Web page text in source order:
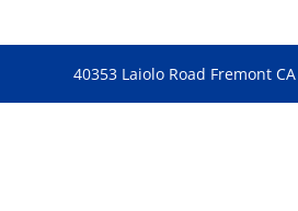
40353 Laiolo Road Fremont